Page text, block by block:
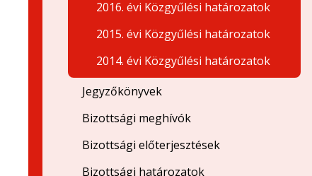
2016. évi Közgyűlési határozatok
2015. évi Közgyűlési határozatok
2014. évi Közgyűlési határozatok
Jegyzőkönyvek
Bizottsági meghívók
Bizottsági előterjesztések
Bizottsági határozatok